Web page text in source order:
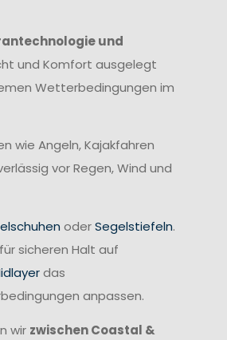
und
und Komfort ausgelegt
Wetterbedingungen im
wie Angeln, Kajakfahren
vor Regen, Wind und
oderSegelstiefeln.
sicheren Halt auf
das
anpassen.
wir zwischen Coastal &